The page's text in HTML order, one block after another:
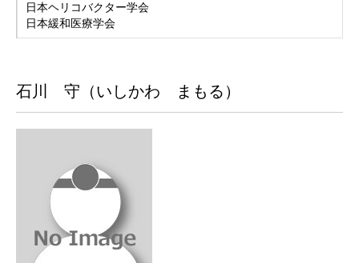
日本ヘリコバクター学会
日本緩和医療学会
石川 守（いしかわ まもる）